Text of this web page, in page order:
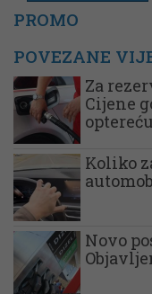
PROMO
POVEZANE
Za
Cijene
Koliko
Novo